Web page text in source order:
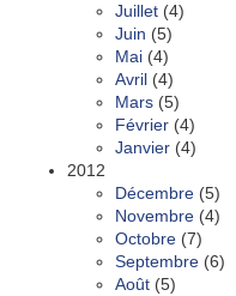
Juillet (4)
Juin (5)
Mai (4)
Avril (4)
Mars (5)
Février (4)
Janvier (4)
2012
Décembre (5)
Novembre (4)
Octobre (7)
Septembre (6)
Août (5)